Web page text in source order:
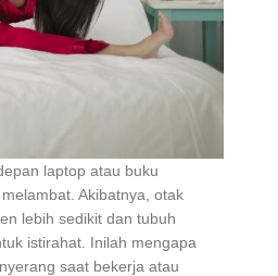
laptop atau buku
Akibatnya, otak
lebih sedikit dan tubuh
istirahat. Inilah mengapa
saat bekerja atau